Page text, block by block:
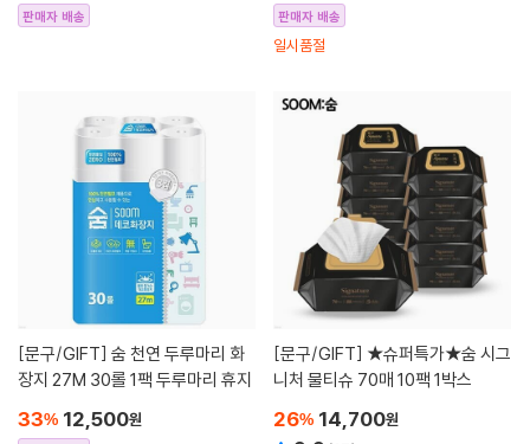
판매자 배송 판매자 배송
일시품절
[문구/GIFT]
장지 27M 30롤 1팩 두루마리 휴지
33% 12,500원
[문구/GIFT]
니처 물티슈 70매 10팩 1박스
26% 14,700원